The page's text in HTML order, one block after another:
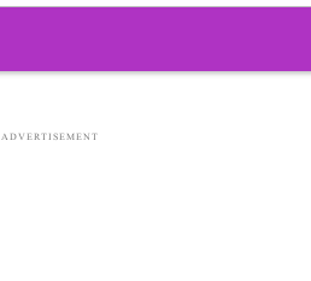
ADVERTISEMENT